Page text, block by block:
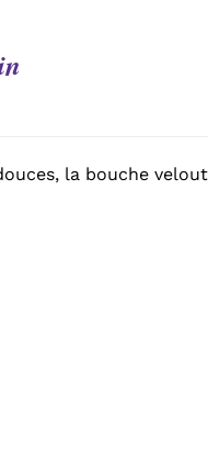
la bouche